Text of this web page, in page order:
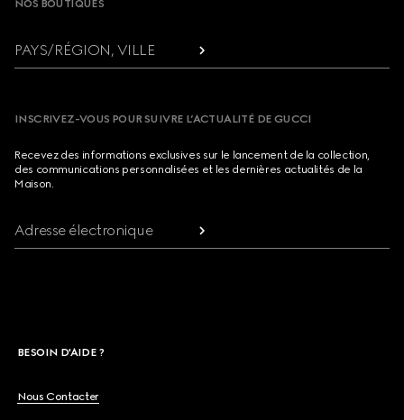
NOS BOUTIQUES
PAYS/RÉGION, VILLE
INSCRIVEZ-VOUS POUR SUIVRE L’ACTUALITÉ DE GUCCI
Recevez des informations exclusives sur le lancement de la collection,
des communications personnalisées et les dernières actualités de la
Maison.
Adresse électronique
BESOIN D'AIDE ?
Nous Contacter